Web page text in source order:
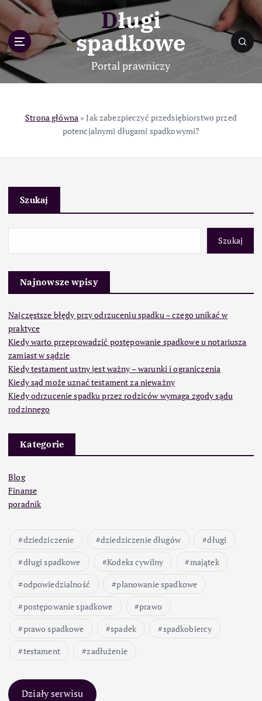
p
o
c
Długi
spadkowe
Portal prawniczy
Strona główna»Jak zabezpieczyć przedsiębiorstwo przed
potencjalnymi długami spadkowymi?
Szukaj
Szukaj
Najnowsze wpisy
Najczęstsze błędy przy odrzuceniu spadku – czego unikać w
praktyce
Kiedy warto przeprowadzić postępowanie spadkowe u notariusza
zamiast w sądzie
Kiedy testament ustny jest ważny – warunki i ograniczenia
Kiedy sąd może uznać testament za nieważny
Kiedy odrzucenie spadku przez rodziców wymaga zgody sądu
rodzinnego
Kategorie
Blog
Finanse
poradnik
dziedziczenie dziedziczenie długów
długi
długi spadkowe
Kodeks cywilny
majątek
odpowiedzialność
planowanie spadkowe
postępowanie spadkowe
prawo
prawo spadkowe
spadek
spadkobiercy
testament
zadłużenie
Działy serwisu